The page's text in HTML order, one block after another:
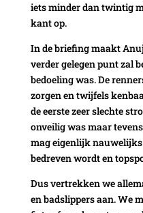
iets minder dan twintig
kant op.
In de briefing maakt
verder gelegen punt zal
bedoeling was. De
zorgen en twijfels
de eerste zeer slechte
onveilig was maar
mag eigenlijk nauwelijks
bedreven wordt en
Dus vertrekken we
en badslippers aan. We